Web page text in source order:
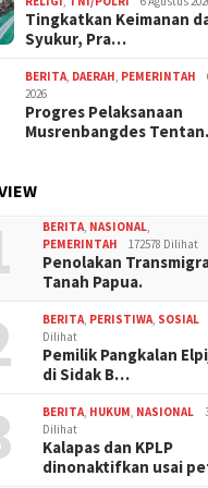
Tingkatkan Keimanan
Syukur, Pra…
BERITA, DAERAH, PEMERINTAH
2026
Progres Pelaksanaan
Musrenbangdes
BERITA, NASIONAL,
PEMERINTAH
172578 Dilihat
Penolakan
Tanah Papua.
BERITA, PERISTIWA, SOSIAL
Dilihat
Pemilik Pangkalan
di Sidak B…
BERITA, HUKUM, NASIONAL
Dilihat
Kalapas dan KPLP
dinonaktifkan usai